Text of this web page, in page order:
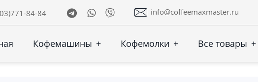
84-84 TelegramWhatsapp
Viber info@coffeemaxmaster.ru
Кофемашины + Кофемолки + Все товары +